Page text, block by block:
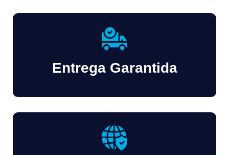
Entrega Garantida